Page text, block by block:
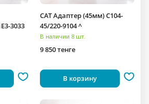
3033
CAT Адаптер (45мм) C104-
45/220-9104 ^
В наличии 8 шт.
9 850 тенге
В корзину